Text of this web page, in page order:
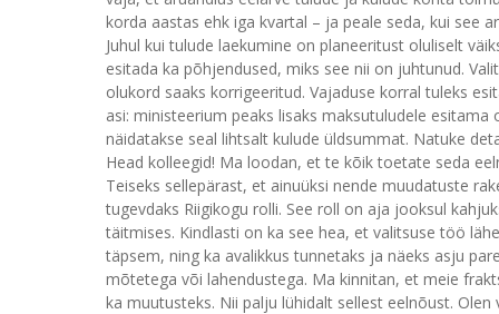
korda aastas ehk iga kvartal – ja peale seda, kui see
Juhul kui tulude laekumine on planeeritust oluliselt
esitada ka põhjendused, miks see nii on juhtunud.
olukord saaks korrigeeritud. Vajaduse korral tuleks
asi: ministeerium peaks lisaks maksutuludele
näidatakse seal lihtsalt kulude üldsummat. Natuke
Head kolleegid! Ma loodan, et te kõik toetate seda
Teiseks sellepärast, et ainuüksi nende muudatuste
tugevdaks Riigikogu rolli. See roll on aja jooksul
täitmises. Kindlasti on ka see hea, et valitsuse töö
täpsem, ning ka avalikkus tunnetaks ja näeks asju
mõtetega või lahendustega. Ma kinnitan, et meie
ka muutusteks. Nii palju lühidalt sellest eelnõust.